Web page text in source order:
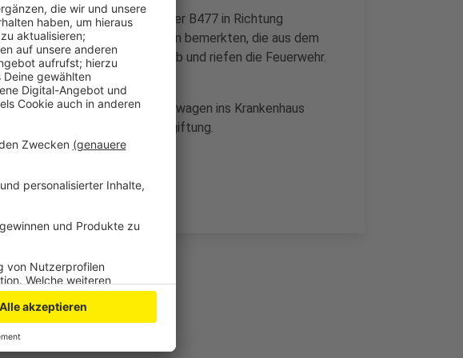
waren gegen 20:30 Uhr auf der B477 in Richtung
während der Fahrt Flammen bemerkten, die aus dem
das Auto am Straßenrand ab und riefen die Feuerwehr.
mit einem Retungswagen ins Krankenhaus
auf eine Rauchgasvergiftung.